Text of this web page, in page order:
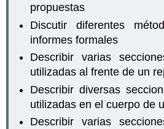
propuestas
Discutir diferentes
informes formales
Describir varias
utilizadas al frente de un
Describir diversas
utilizadas en el cuerpo de
Describir varias